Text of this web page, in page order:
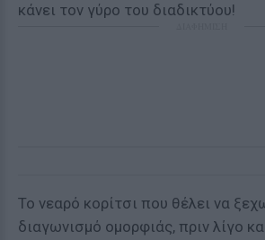
Το νεαρό κορίτσι που θέλει να
διαγωνισμό ομορφιάς, πριν λίγο